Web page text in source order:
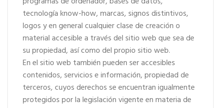
tecnología know-how, marcas, signos distintivos,
logos y en general cualquier clase de creación o
material accesible a través del sitio web que sea de
su propiedad, así como del propio sitio web.
En el sitio web también pueden ser accesibles
contenidos, servicios e información, propiedad de
terceros, cuyos derechos se encuentran igualmente
protegidos por la legislación vigente en materia de